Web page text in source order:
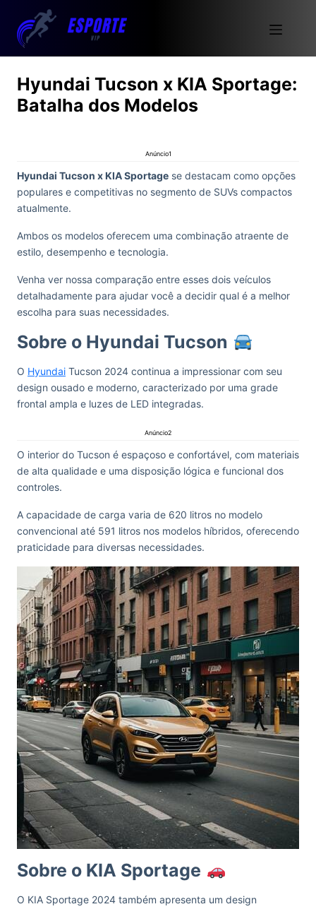
Hyundai Tucson x KIA Sportage:
Batalha dos Modelos
Anúncio1
Hyundai Tucson x KIA Sportage se destacam como opções
populares e competitivas no segmento de SUVs compactos
atualmente.
Ambos os modelos oferecem uma combinação atraente de
estilo, desempenho e tecnologia.
Venha ver nossa comparação entre esses dois veículos
detalhadamente para ajudar você a decidir qual é a melhor
escolha para suas necessidades.
Sobre o Hyundai Tucson
O Hyundai Tucson 2024 continua a impressionar com seu
design ousado e moderno, caracterizado por uma grade
frontal ampla e luzes de LED integradas.
Anúncio2
O interior do Tucson é espaçoso e confortável, com materiais
de alta qualidade e uma disposição lógica e funcional dos
controles.
A capacidade de carga varia de 620 litros no modelo
convencional até 591 litros nos modelos híbridos, oferecendo
praticidade para diversas necessidades.
Sobre o KIA Sportage
O KIA Sportage 2024 também apresenta um design